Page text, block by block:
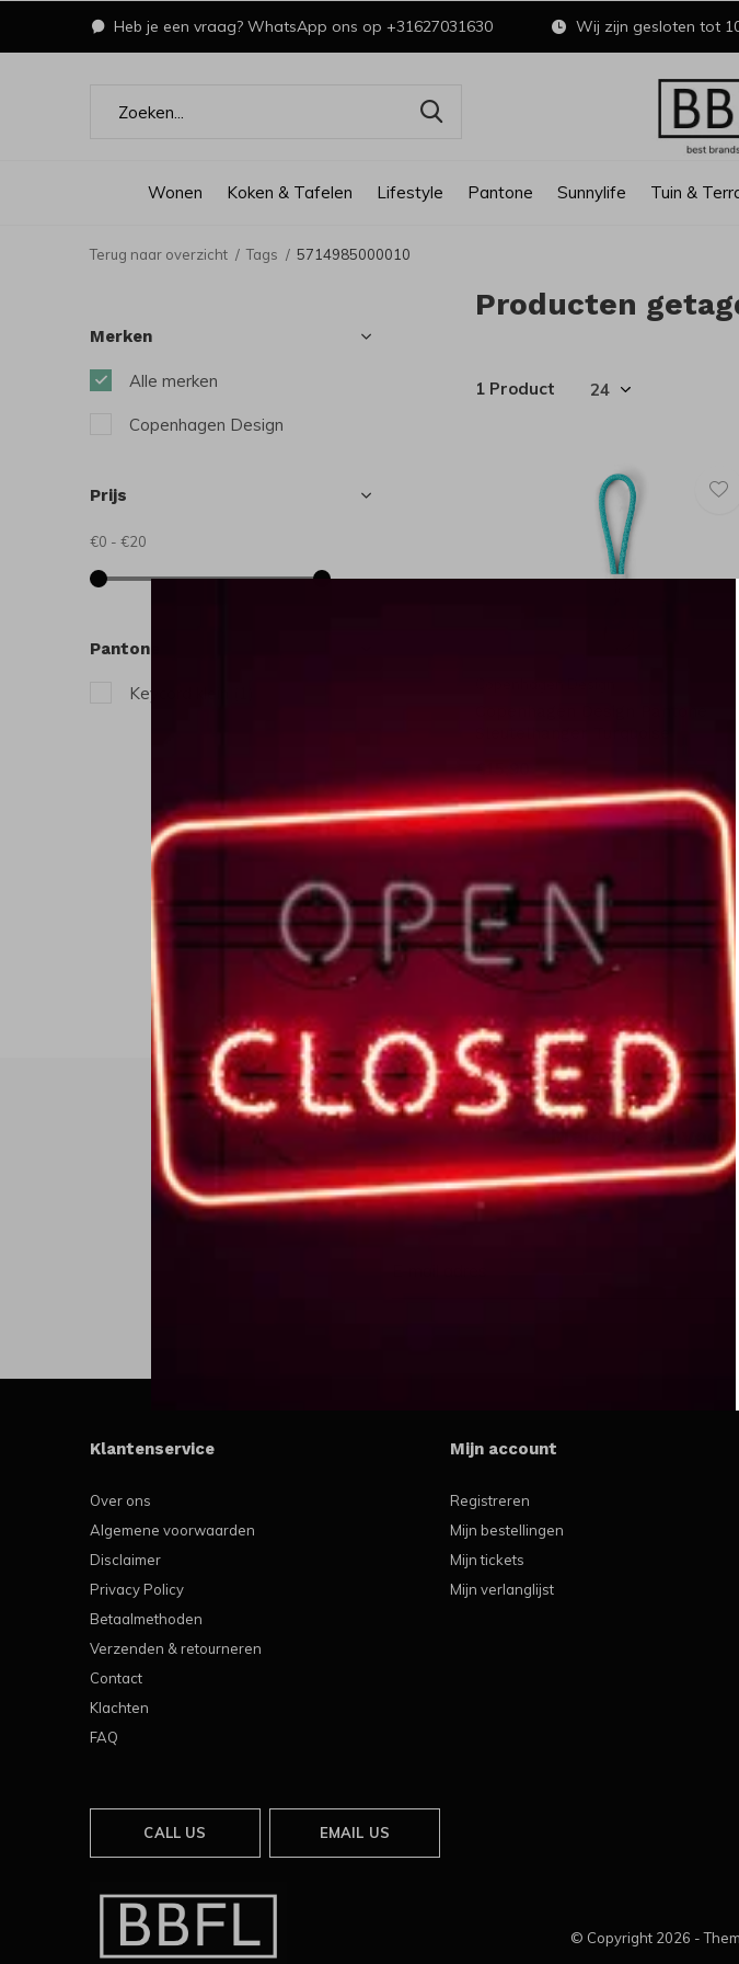
Wonen Koken & Tafelen Lifestyle Pantone Sunnylife Tuin &
Heb je een vraag? WhatsApp ons op +31627031630 Wij zijn gesloten tot
Terug naar overzicht Tags 5714985000010
Producten
1 Product
Merken
Alle merken
Copenhagen Design
Prijs
€0 - €20
Pantone
Keycord klein
Meld je aan
Ontvang de nieuwste
Klantenservice
Over ons
Algemene voorwaarden
Disclaimer
Privacy Policy
Betaalmethoden
Verzenden & retourneren
Contact
Klachten
FAQ
Mijn account
Registreren
Mijn bestellingen
Mijn tickets
Mijn verlanglijst
CALL US EMAIL US
© Copyright 2026 -